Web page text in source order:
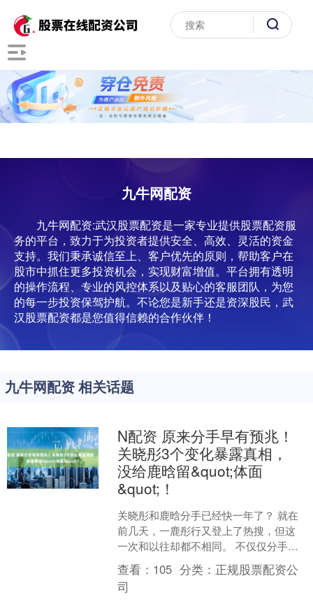
九牛网配资
九牛网配资:武汉股票配资是一家专业提供股票配资服
务的平台，致力于为投资者提供安全、高效、灵活的资金
支持。我们秉承诚信至上、客户优先的原则，帮助客户在
股市中抓住更多投资机会，实现财富增值。平台拥有透明
的操作流程、专业的风控体系以及贴心的客服团队，为您
的每一步投资保驾护航。不论您是新手还是资深股民，武
汉股票配资都是您值得信赖的合作伙伴！
九牛网配资 相关话题
N配资 原来分手早有预兆！
关晓彤3个变化暴露真相，
没给鹿晗留&quot;体面
&quot;！
关晓彤和鹿晗分手已经快一年了？ 就在
前几天，一鹿彤行又登上了热搜，但这
一次和以往却都不相同。 不仅仅分手传
闻继续被扒，更有人直接爆料，其实关
晓彤和鹿晗早就分手了....
查看： 105 分类： 正规股票配资公
司